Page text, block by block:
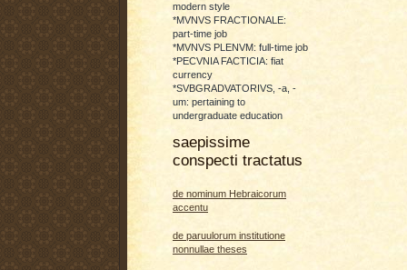
modern style
*MVNVS FRACTIONALE:
part-time job
*MVNVS PLENVM: full-time job
*PECVNIA FACTICIA: fiat
currency
*SVBGRADVATORIVS, -a, -
um: pertaining to
undergraduate education
saepissime
conspecti tractatus
de nominum Hebraicorum
accentu
de paruulorum institutione
nonnullae theses